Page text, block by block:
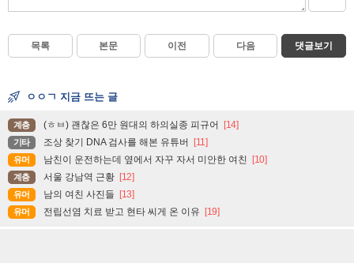
목록 본문 이전 다음 댓글보기
ㅇㅇㄱ 지금 뜨는 글
계층 (ㅎㅂ) 괜찮은 6만 원대의 하의실종 피규어 [14]
기타 조상 찾기 DNA 검사를 해본 유튜버 [11]
유머 남친이 운전하는데 옆에서 자꾸 자서 미안한 여친 [10]
계층 서울 강남역 근황 [12]
유머 남의 여친 사진들 [13]
유머 전립선염 치료 받고 현타 씨게 온 이유 [19]